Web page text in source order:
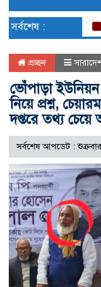
সর্বশেষ :
প্রচ্ছদ
ভোঁপাড়া
নিয়ে প্রশ্ন,
দপ্তরে তথ্য
সর্বশেষ আপডেট :